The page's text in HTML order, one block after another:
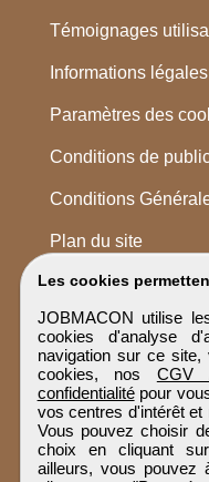
Les cookies
JOBMACON utilise
cookies d'analyse
navigation sur ce
cookies, nos CGV
confidentialitépour
vos centres d'intérêt
Vous pouvez choisir
choix en cliquant
ailleurs, vous pouvez
Témoignages
Informations légales
Paramètres des
Conditions de
Conditions
Plan du site